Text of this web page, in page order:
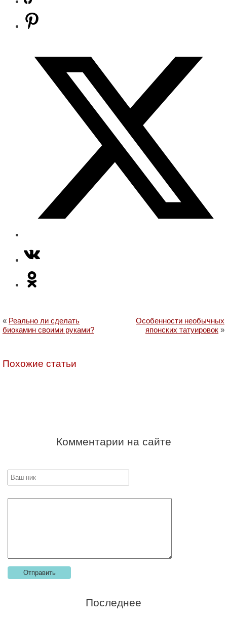
« Реально ли сделать
биокамин своими руками?
Особенности необычных
японских татуировок »
Похожие статьи
Комментарии на сайте
Последнее